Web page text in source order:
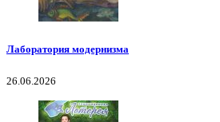
Лаборатория модернизма
26.06.2026